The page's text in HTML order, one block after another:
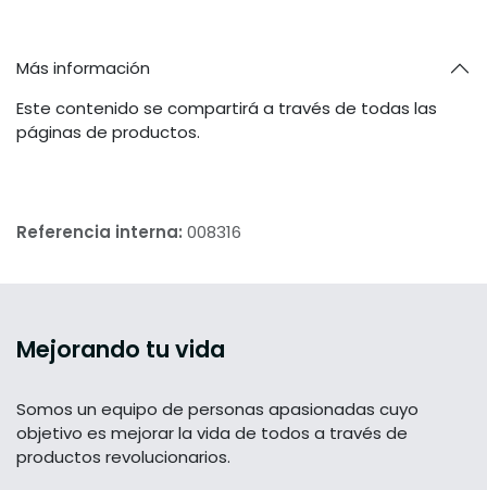
Más información
Este contenido se compartirá a través de todas las
páginas de productos.
Referencia interna: 008316
Mejorando tu vida
Somos un equipo de personas apasionadas cuyo
objetivo es mejorar la vida de todos a través de
productos revolucionarios.